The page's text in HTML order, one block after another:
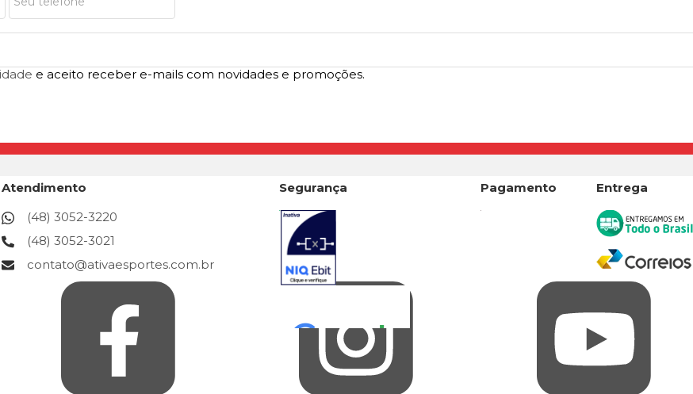
e aceito receber e-mails com novidades e promoções.
Atendimento
(48) 3052-3220
(48) 3052-3021
contato@ativaesportes.com.br
Segurança Pagamento Entrega